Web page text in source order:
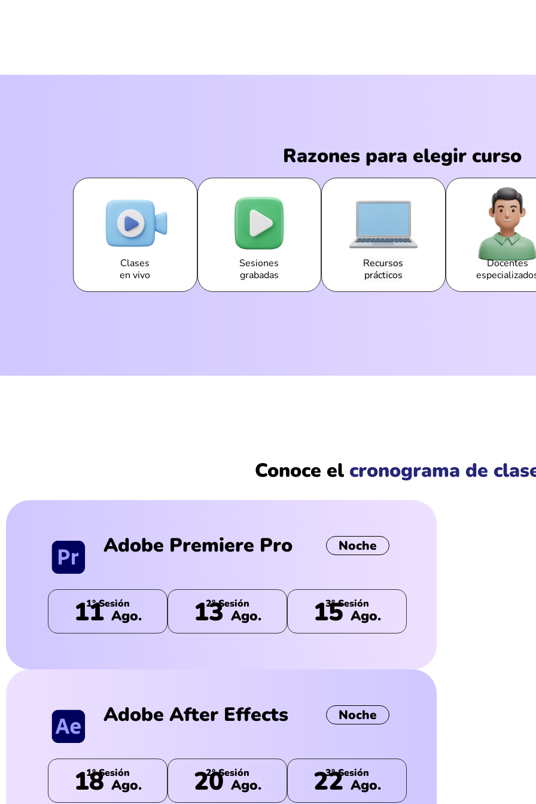
Razones para elegir curso
Clases
en vivo
Sesiones
grabadas
Recursos
prácticos
Docentes
Conoce el cronograma de
Adobe Premiere Pro Noche
1° Sesión
11Ago.
2° Sesión
13Ago.
3° Sesión
15Ago.
Adobe After Effects Noche
1° Sesión
18Ago.
2° Sesión
20Ago.
3° Sesión
22Ago.